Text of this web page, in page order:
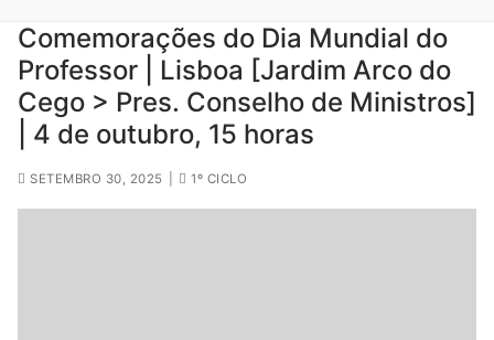
FENPROF CGTP-IN FRENTE COMUM
for:
Comemorações do Dia Mundial do
Professor | Lisboa [Jardim Arco do
Cego > Pres. Conselho de Ministros]
| 4 de outubro, 15 horas
SETEMBRO 30, 2025 1º CICLO